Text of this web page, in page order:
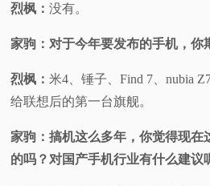
烈枫：没有。
家驹：对于今年要发布的手机，你
烈枫：米4、锤子、Find 7、nubia
给联想后的第一台旗舰。
家驹：搞机这么多年，你觉得现在
的吗？对国产手机行业有什么建议